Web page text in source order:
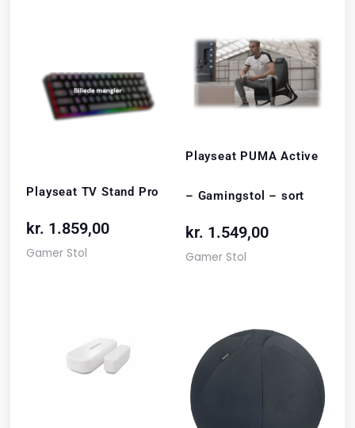
Playseat TV Stand Pro
kr. 1.859,00
Gamer Stol
Playseat PUMA Active
– Gamingstol – sort
kr. 1.549,00
Gamer Stol